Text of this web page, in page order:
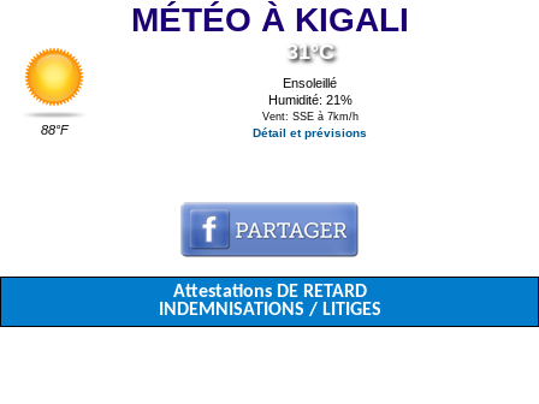
MÉTÉO À KIGALI
88°F
31°C
Ensoleillé
Humidité: 21%
Vent: SSE à 7km/h
Détail et prévisions
Attestations DE RETARD
INDEMNISATIONS / LITIGES